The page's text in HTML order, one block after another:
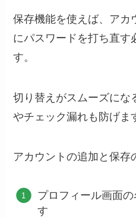
保存機能を使えば、アカ
にパスワードを打ち直す
す。
切り替えがスムーズにな
やチェック漏れも防げま
アカウントの追加と保存
プロフィール画面
す